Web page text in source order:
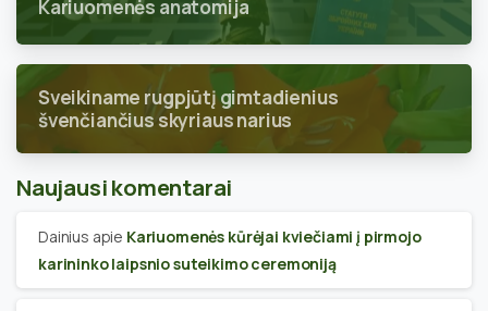
Kariuomenės anatomija
Sveikiname rugpjūtį gimtadienius
švenčiančius skyriaus narius
Naujausi komentarai
Dainius apie Kariuomenės kūrėjai kviečiami į pirmojo
karininko laipsnio suteikimo ceremoniją